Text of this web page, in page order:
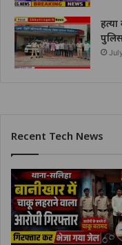
Recent Tech News